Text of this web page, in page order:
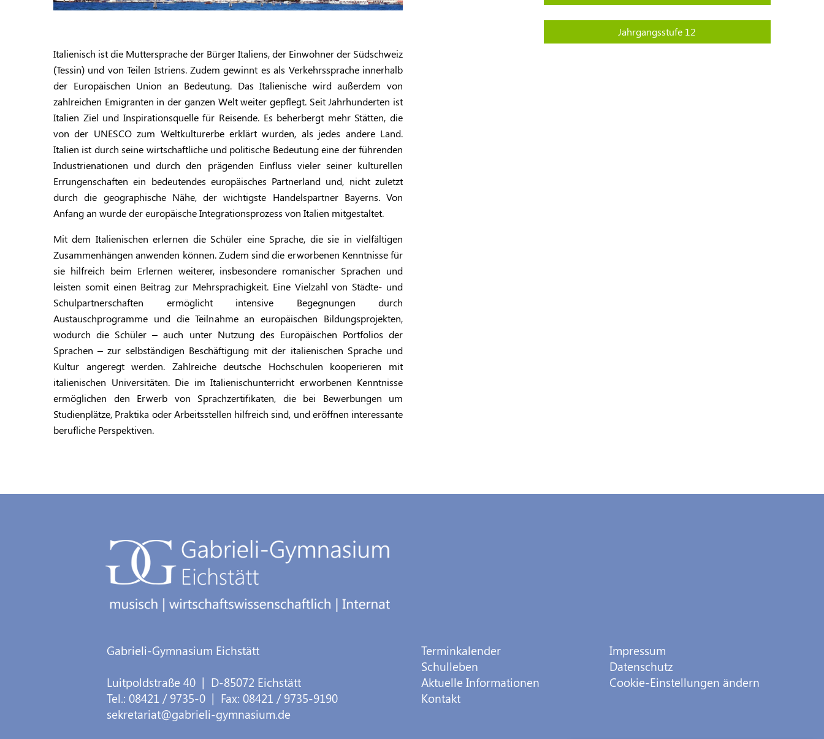
Italienisch ist die Muttersprache der Bürger Italiens, der Einwohner der Südschweiz
(Tessin) und von Teilen Istriens. Zudem gewinnt es als Verkehrssprache innerhalb
der Europäischen ­Union an Bedeutung. Das Italienische wird außerdem von
zahlreichen Emigranten in der ganzen Welt weiter gepflegt. Seit Jahrhunderten ist
Italien Ziel und Inspira­tionsquelle für Reisende. Es beherbergt mehr Stätten, die
von der UNESCO zum Weltkulturerbeerklärt wurden, als jedes andere Land.
Italien ist durch seine wirtschaftliche und politische Bedeutung eine der führenden
Industrienationen und durch den prägenden Einfluss vieler seiner kulturellen
Errungenschaften ein bedeutendes europäisches Partnerland und, nicht zuletzt
durch die geographische Nähe, der wichtigste Handelspartner Bayerns. Von
Anfang an wurde der euro­päische Integrationsprozess von Italien mitgestaltet.
Mit dem Italienischen erlernen die Schüler eine Sprache, die sie in vielfältigen
Zusammenhängen anwenden können. Zudem sind die erworbenen Kenntnisse für
sie hilfreich beim Erlernen weiterer, insbesondere romanischer Sprachen und
leisten somit einen Beitrag zur Mehrsprachigkeit. Eine Vielzahl von Städte- und
Schulpartnerschaften ermöglicht intensive Begegnungen durch
Austauschprogramme und die Teilnahme an europäischen Bildungsprojekten,
wodurch die Schüler – auch unter Nutzung des Europäischen Portfolios der
Sprachen – zur selbständigen Beschäftigung mit der italienischen Sprache und
Kultur angeregt werden. Zahlreiche deutsche Hochschulen kooperieren mit
italienischen Universitäten. Die im Italienischunterricht erworbenen Kenntnisse
ermöglichen den Erwerb von Sprachzer­tifikaten, die bei Bewerbungen um
Studienplätze, Praktika oder Arbeitsstellen hilfreich sind, und eröffnen interessante
berufliche Perspektiven.
Jahrgangsstufe 12
Gabrieli-Gymnasium Eichstätt
Luitpoldstraße 40 | D-85072 Eichstätt
Tel.:08421 / 9735-0 | Fax:08421 / 9735-9190
sekretariat@gabrieli-gymnasium.de
Terminkalender
Schulleben
Aktuelle Informationen
Kontakt
Impressum
Datenschutz
Cookie-Einstellungen ändern